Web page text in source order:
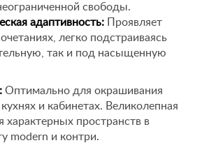
свободы.
адаптивность: Проявляет
легко подстраиваясь
так и под насыщенную
Оптимально для окрашивания
и кабинетах. Великолепная
характерных пространств в
modern и контри.